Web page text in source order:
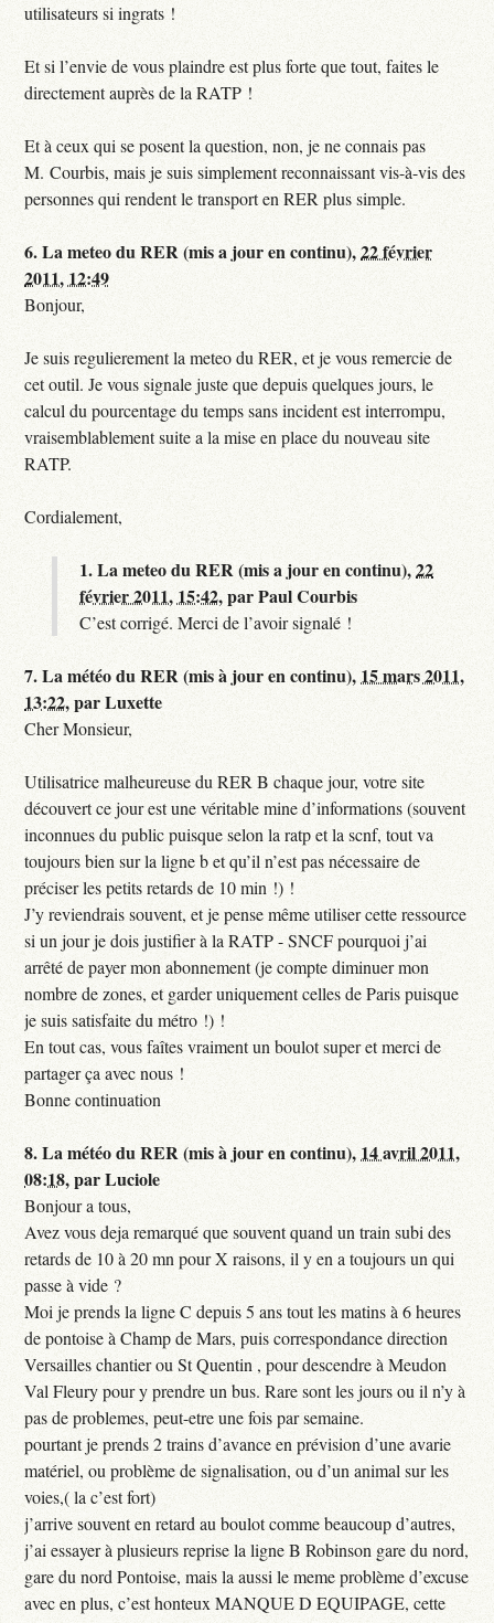
utilisateurs si ingrats !
Et si l’envie de vous plaindre est plus forte que tout, faites le
directement auprès de la RATP !
Et à ceux qui se posent la question, non, je ne connais pas
M. Courbis, mais je suis simplement reconnaissant vis-à-vis des
personnes qui rendent le transport en RER plus simple.
6.La meteo du RER (mis a jour en continu),22 février
2011, 12:49
Bonjour,
Je suis regulierement la meteo du RER, et je vous remercie de
cet outil. Je vous signale juste que depuis quelques jours, le
calcul du pourcentage du temps sans incident est interrompu,
vraisemblablement suite a la mise en place du nouveau site
RATP.
Cordialement,
1.La meteo du RER (mis a jour en continu),22
février 2011, 15:42,parPaul Courbis
C’est corrigé. Merci de l’avoir signalé !
7.La météo du RER (mis à jour en continu), 15 mars 2011,
13:22,parLuxette
Cher Monsieur,
Utilisatrice malheureuse du RER B chaque jour, votre site
découvert ce jour est une véritable mine d’informations (souvent
inconnues du public puisque selon la ratp et la scnf, tout va
toujours bien sur la ligne b et qu’il n’est pas nécessaire de
préciser les petits retards de 10 min !) !
J’y reviendrais souvent, et je pense même utiliser cette ressource
si un jour je dois justifier à la RATP - SNCF pourquoi j’ai
arrêté de payer mon abonnement (je compte diminuer mon
nombre de zones, et garder uniquement celles de Paris puisque
je suis satisfaite du métro !) !
En tout cas, vous faîtes vraiment un boulot super et merci de
partager ça avec nous !
Bonne continuation
8.La météo du RER (mis à jour en continu), 14 avril 2011,
08:18,parLuciole
Bonjour a tous,
Avez vous deja remarqué que souvent quand un train subi des
retards de 10 à 20 mn pour X raisons, il y en a toujours un qui
passe à vide ?
Moi je prends la ligne C depuis 5 ans tout les matins à 6 heures
de pontoise à Champ de Mars, puis correspondance direction
Versailles chantier ou St Quentin , pour descendre à Meudon
Val Fleury pour y prendre un bus. Rare sont les jours ou il n’y à
pas de problemes, peut-etre une fois par semaine.
pourtant je prends 2 trains d’avance en prévision d’une avarie
matériel, ou problème de signalisation, ou d’un animal sur les
voies,( la c’est fort)
j’arrive souvent en retard au boulot comme beaucoup d’autres,
j’ai essayer à plusieurs reprise la ligne B Robinson gare du nord,
gare du nord Pontoise, mais la aussi le meme problème d’excuse
avec en plus, c’est honteux MANQUE D EQUIPAGE, cette